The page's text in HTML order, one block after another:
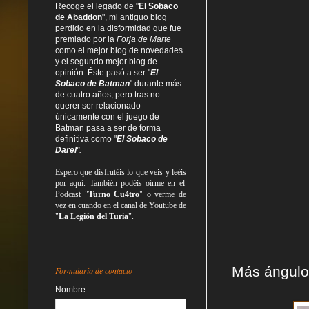
Más
Recoge el legado de "El Sobaco
de Abaddon", mi antiguo blog
perdido en la disformidad que fue
premiado por la Forja de Marte
como el mejor blog de novedades
y el segundo mejor blog de
opinión. Éste pasó a ser "El
Sobaco de Batman" durante más
de cuatro años, pero tras no
querer ser relacionado
únicamente con el juego de
Batman pasa a ser de forma
definitiva como "El Sobaco de
Darel".
Espero que disfrutéis lo queveis yleéis
por aquí. También podéis oírme en el
Podcast "Turno Cu4tro" o verme de
vez en cuando en el canal de Youtube de
"La Legión del Turia".
Formulario de contacto
Nombre